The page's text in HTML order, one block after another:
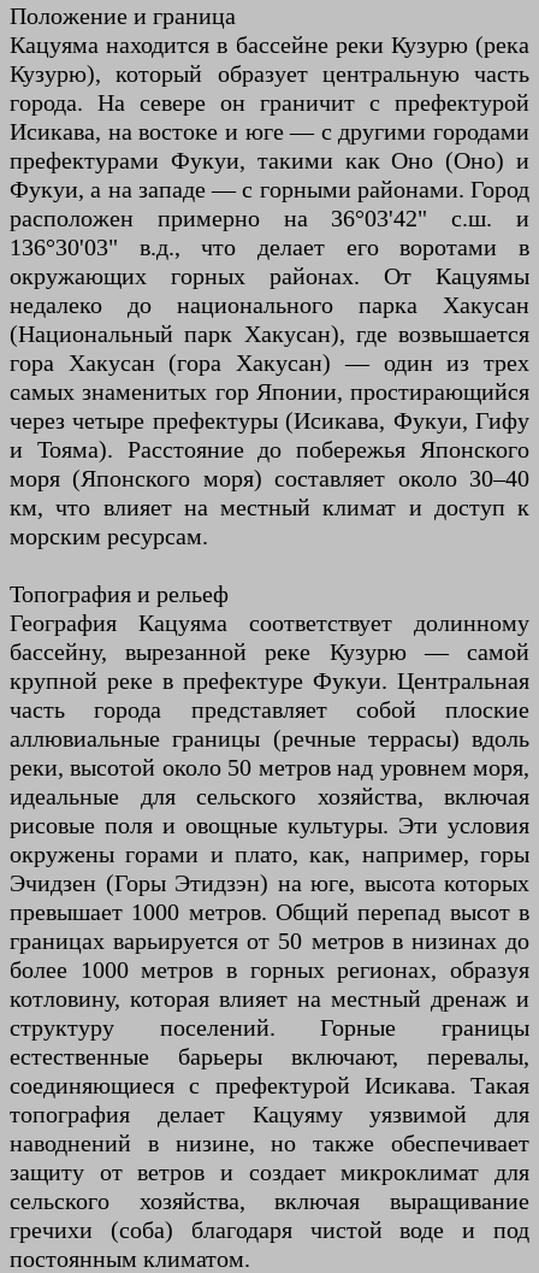
Положение и граница
Кацуяма находится в бассейне реки Кузурю (река
Кузурю), который образует центральную часть
города. На севере он граничит с префектурой
Исикава, на востоке и юге — с другими городами
префектурами Фукуи, такими как Оно (Оно) и
Фукуи, а на западе — с горными районами. Город
расположен примерно на 36°03'42" с.ш. и
136°30'03" в.д., что делает его воротами в
окружающих горных районах. От Кацуямы
недалеко до национального парка Хакусан
(Национальный парк Хакусан), где возвышается
гора Хакусан (гора Хакусан) — один из трех
самых знаменитых гор Японии, простирающийся
через четыре префектуры (Исикава, Фукуи, Гифу
и Тояма). Расстояние до побережья Японского
моря (Японского моря) составляет около 30–40
км, что влияет на местный климат и доступ к
морским ресурсам.
Топография и рельеф
География Кацуяма соответствует долинному
бассейну, вырезанной реке Кузурю — самой
крупной реке в префектуре Фукуи. Центральная
часть города представляет собой плоские
аллювиальные границы (речные террасы) вдоль
реки, высотой около 50 метров над уровнем моря,
идеальные для сельского хозяйства, включая
рисовые поля и овощные культуры. Эти условия
окружены горами и плато, как, например, горы
Эчидзен (Горы Этидзэн) на юге, высота которых
превышает 1000 метров. Общий перепад высот в
границах варьируется от 50 метров в низинах до
более 1000 метров в горных регионах, образуя
котловину, которая влияет на местный дренаж и
структуру поселений. Горные границы
естественные барьеры включают, перевалы,
соединяющиеся с префектурой Исикава. Такая
топография делает Кацуяму уязвимой для
наводнений в низине, но также обеспечивает
защиту от ветров и создает микроклимат для
сельского хозяйства, включая выращивание
гречихи (соба) благодаря чистой воде и под
постоянным климатом.